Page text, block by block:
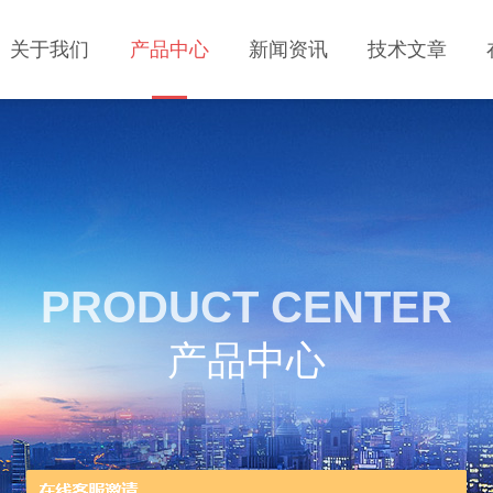
关于我们 产品中心 新闻资讯 技术文章
PRODUCT CENTER
产品中心